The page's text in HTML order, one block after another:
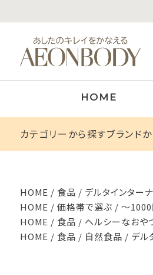
HOME
カテゴリーから探すブランド
HOME 食品
デルタインター
HOME
価格帯で選ぶ ～1000
HOME
食品 ヘルシーなおや
HOME
食品 自然食品 デル